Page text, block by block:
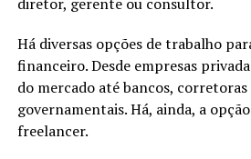
Há diversas opções de trabalho
financeiro. Desde empresas
do mercado até bancos, corretoras
governamentais. Há, ainda, a
freelancer.